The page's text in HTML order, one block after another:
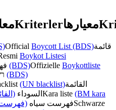
Kriterlerمعیارها
Official Boycott List (BDS)قائمة
Boykot Listesi
(BDS)Offizielle Boykottliste
(BDS)
(UN blacklist)القائمة
السوداء Kara liste (BM kara
فهرست سیاه (فهرست
Schwarze